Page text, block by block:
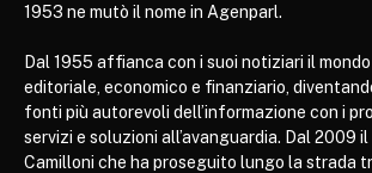
1953 ne mutò il nome in Agenparl.
Dal 1955 affianca con i suoi notiziari il
editoriale, economico e finanziario,
fonti più autorevoli dell’informazione con i
servizi e soluzioni all’avanguardia. Dal 2009
Camilloni che ha proseguito lungo la strada